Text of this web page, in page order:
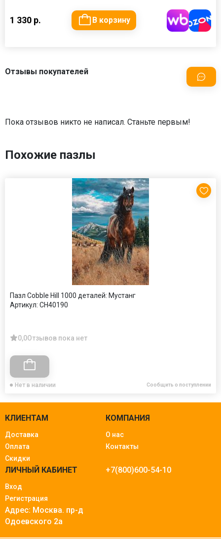
1 330 р. В корзину
Отзывы покупателей
Пока отзывов никто не написал. Станьте первым!
Похожие пазлы
Пазл Cobble Hill 1000 деталей: Мустанг
Артикул: CH40190
0,0Отзывов пока нет
Нет в наличии Сообщить о поступлении
КЛИЕНТАМ
Доставка
Оплата
Скидки
КОМПАНИЯ
О нас
Контакты
ЛИЧНЫЙ КАБИНЕТ
Вход
Регистрация
+7(800)600-54-10
Адрес: Москва. пр-д
Одоевского 2а